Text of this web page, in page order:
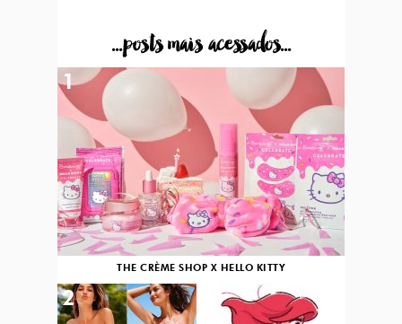
...posts mais acessados...
THE CRÈME SHOP X HELLO KITTY
1
2 3